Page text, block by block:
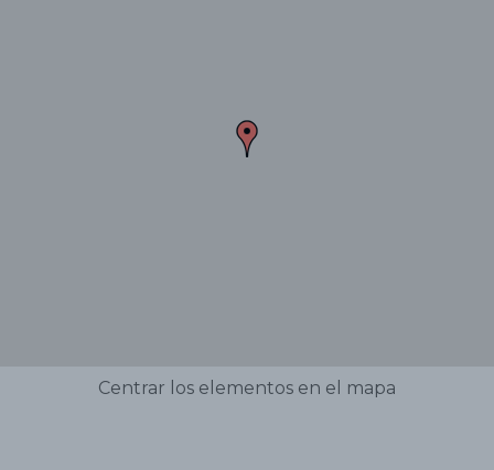
Centrar los elementos en el mapa